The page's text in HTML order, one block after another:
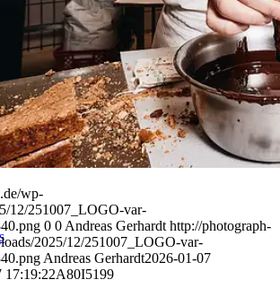
wp-
12/251007_LOGO-var-
0 0 Andreas Gerhardt http://photograph-
2025/12/251007_LOGO-var-
Andreas Gerhardt2026-01-07
17:19:22A80I5199